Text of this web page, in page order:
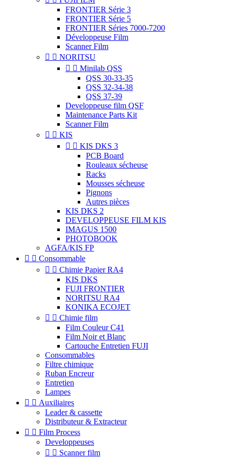
FRONTIER Série 3
FRONTIER Série 5
FRONTIER Séries 7000-7200
Développeuse Film
Scanner Film
  NORITSU
  Minilab QSS
QSS 30-33-35
QSS 32-34-38
QSS 37-39
Developpeuse film QSF
Maintenance Parts Kit
Scanner Film
  KIS
  KIS DKS 3
PCB Board
Rouleaux sécheuse
Racks
Mousses sécheuse
Pignons
Autres pièces
KIS DKS 2
DEVELOPPEUSE FILM KIS
IMAGUS 1500
PHOTOBOOK
AGFA/KIS FP
  Consommable
  Chimie Papier RA4
KIS DKS
FUJI FRONTIER
NORITSU RA4
KONIKA ECOJET
  Chimie film
Film Couleur C41
Film Noir et Blanc
Cartouche Entretien FUJI
Consommables
Filtre chimique
Ruban Encreur
Entretien
Lampes
  Auxiliaires
Leader & cassette
Distributeur & Extracteur
  Film Process
Developpeuses
  Scanner film